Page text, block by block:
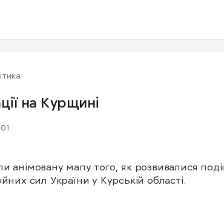
на Курщині
анімовану мапу того, як розвивалися
сил України у Курській області.